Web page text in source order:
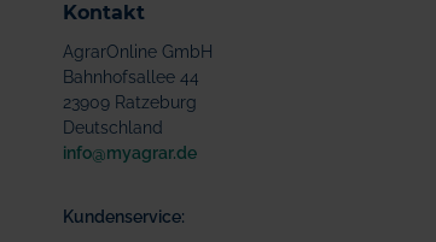
Kontakt
AgrarOnline GmbH
Bahnhofsallee 44
23909 Ratzeburg
Deutschland
info@myagrar.de
Kundenservice: